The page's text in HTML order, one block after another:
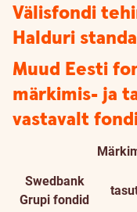
Välisfondi
Halduri
Muud Eesti
märkimis- ja
vastavalt
Swedbank
Grupi fondid